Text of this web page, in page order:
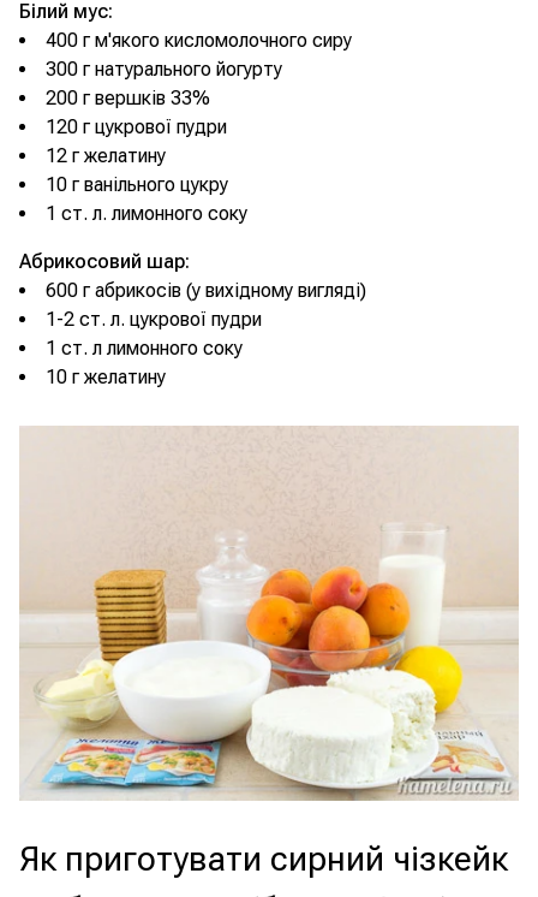
Білий мус:
400 г м'якого кисломолочного сиру
300 г натурального йогурту
200 г вершків 33%
120 г цукрової пудри
12 г желатину
10 г ванільного цукру
1 ст. л. лимонного соку
Абрикосовий шар:
600 г абрикосів (у вихідному вигляді)
1-2 ст. л. цукрової пудри
1 ст. л лимонного соку
10 г желатину
Як приготувати сирний чізкейк